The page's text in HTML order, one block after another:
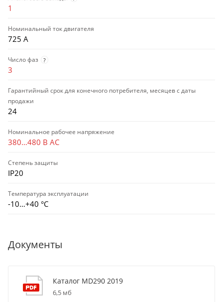
1
Номинальный ток двигателя
725 А
Число фаз ?
3
Гарантийный срок для конечного потребителя, месяцев с даты
продажи
24
Номинальное рабочее напряжение
380…480 В AC
Степень защиты
IP20
Температура эксплуатации
-10…+40 °С
Документы
Каталог MD290 2019
6,5 мб